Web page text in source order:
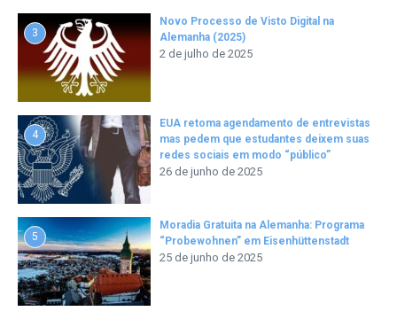
3
Novo Processo de Visto Digital na
Alemanha (2025)
2 de julho de 2025
4
EUA retoma agendamento de entrevistas
mas pedem que estudantes deixem suas
redes sociais em modo “público”
26 de junho de 2025
5
Moradia Gratuita na Alemanha: Programa
“Probewohnen” em Eisenhüttenstadt
25 de junho de 2025